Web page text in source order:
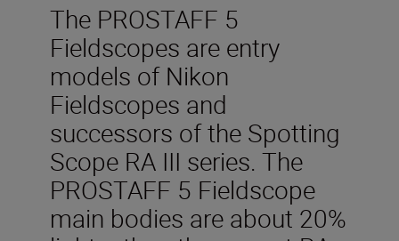
The PROSTAFF 5
Fieldscopes are entry
models of Nikon
Fieldscopes and
successors of the Spotting
Scope RA III series. The
PROSTAFF 5 Fieldscope
main bodies are about 20%